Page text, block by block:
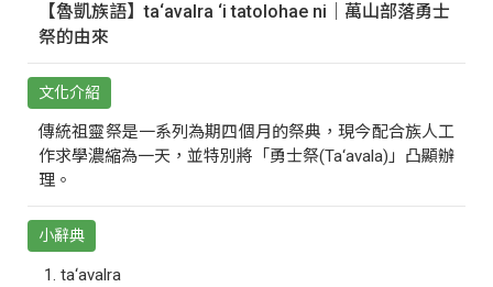
【魯凱族語】ta‘avalra ‘i tatolohae ni｜萬山部落勇士
祭的由來
文化介紹
傳統祖靈祭是一系列為期四個月的祭典，現今配合族人工
作求學濃縮為一天，並特別將「勇士祭(Ta‘avala)」凸顯辦
理。
小辭典
ta‘avalra